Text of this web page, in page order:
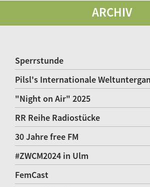
ARCHIV
Sperrstunde
Pilsl's Internationale
"Night on Air" 2025
RR Reihe Radiostücke
30 Jahre free FM
#ZWCM2024 in Ulm
FemCast